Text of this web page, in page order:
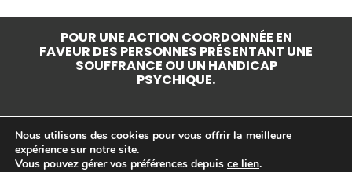
POUR UNE ACTION COORDONNÉE EN
FAVEUR DES PERSONNES PRÉSENTANT UNE
SOUFFRANCE OU UN HANDICAP
PSYCHIQUE.
Nous utilisons des cookies pour vous offrir la meilleure
expérience sur notre site.
Vous pouvez gérer vos préférences depuis ce lien.